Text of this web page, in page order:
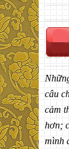
câu
cảm
hơn;
mình